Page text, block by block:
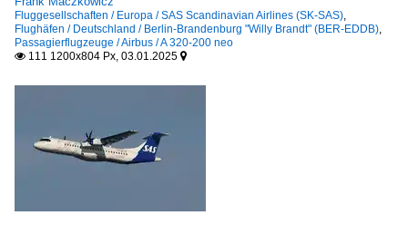
Fluggesellschaften / Europa / SAS Scandinavian Airlines (SK-SAS),
Flughäfen / Deutschland / Berlin-Brandenburg "Willy Brandt" (BER-EDDB),
Passagierflugzeuge / Airbus / A 320-200 neo
 111 1200x804 Px, 03.01.2025 